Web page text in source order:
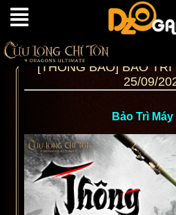
[THÔNG BÁO] BẢO TRÌ
25/09/
Bảo Trì